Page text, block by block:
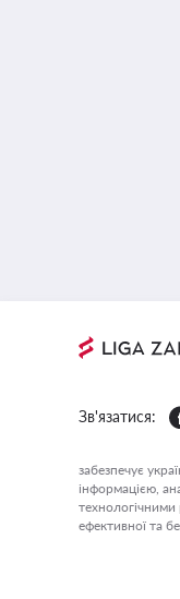
Зв'язатися:
забезпечує
інформацією,
ефективної та